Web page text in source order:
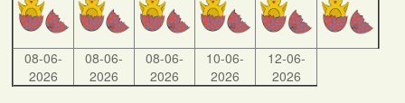
08-06-
2026
08-06-
2026
08-06-
2026
10-06-
2026
12-06-
2026